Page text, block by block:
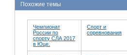
Похожие темы
Чемпионат
России по
спорту СЛА 2017
в Юце.
Спорт и
соревнования